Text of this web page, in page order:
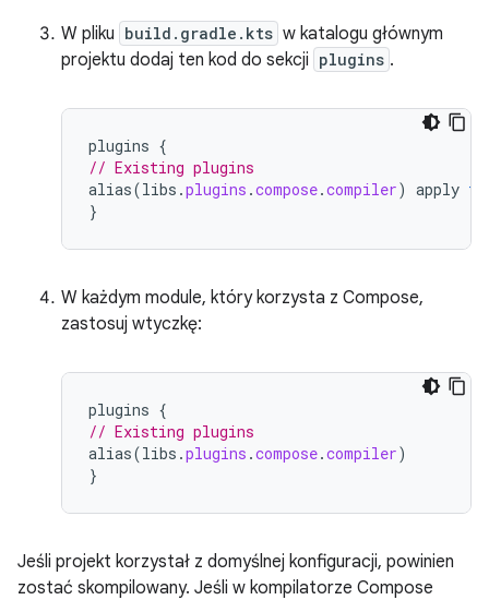
W pliku build.gradle.kts w katalogu głównym
projektu dodaj ten kod do sekcji plugins .
plugins {
// Existing plugins
alias(libs .plugins .compose.compiler) apply
}
W każdym module, który korzysta z Compose,
zastosuj wtyczkę:
plugins {
// Existing plugins
alias(libs .plugins .compose.compiler)
}
Jeśli projekt korzystał z domyślnej konfiguracji, powinien
zostać skompilowany. Jeśli w kompilatorze Compose